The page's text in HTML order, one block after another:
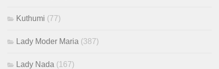
Kuthumi (77)
Lady Moder Maria (387)
Lady Nada (167)